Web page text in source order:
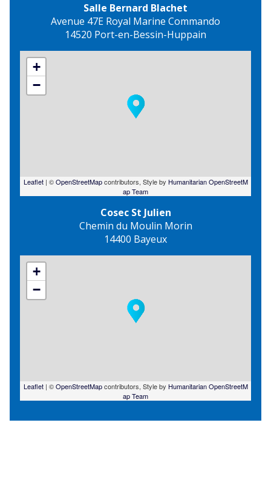
Salle Bernard Blachet
Avenue 47E Royal Marine Commando
14520 Port-en-Bessin-Huppain
+
−
Leaflet| ©OpenStreetMapcontributors, Style by Humanitarian OpenStreetM
ap Team
Cosec St Julien
Chemin du Moulin Morin
14400 Bayeux
+
−
Leaflet| ©OpenStreetMapcontributors, Style by Humanitarian OpenStreetM
ap Team